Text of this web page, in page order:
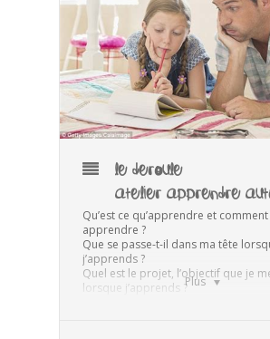
Plus
LE DEROULE
ATELIER APPRENDRE
Qu’est ce qu’apprendre et
apprendre ?
Que se passe-t-il dans ma tête
j’apprends ?
Quel est le projet, l’objectif que je
lorsque j’apprends ?